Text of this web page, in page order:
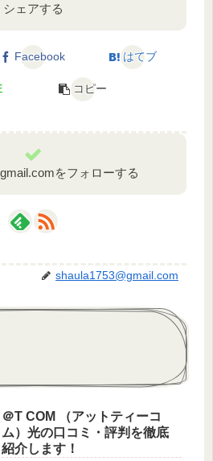
シェアする
Facebook はてブ
コピー
をフォローする
shaula1753@gmail.com
＠T COM （アットティーコ
ム）光の口コミ・評判を徹底
紹介します！